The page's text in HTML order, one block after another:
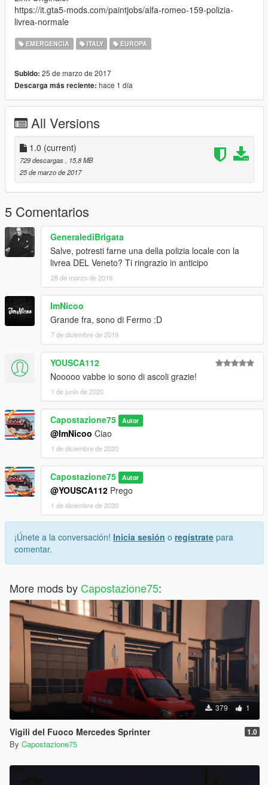
https://it.gta5-mods.com/paintjobs/alfa-romeo-159-polizia-
livrea-normale
EMERGENCIA ITALY EUROPA
Subido: 25 de marzo de 2017
Descarga más reciente: hace 1 día
All Versions
1.0 (current)
729 descargas
, 15,8 MB
25 de marzo de 2017
5 Comentarios
GeneralediBrigata
Salve, potresti farne una della polizia locale con la
livrea DEL Veneto? Ti ringrazio in anticipo
28 de marzo de 2019
ImNicoo
Grande fra, sono di Fermo :D
7 de diciembre de 2019
YOUSCA112
Nooooo vabbe io sono di ascoli grazie!
1 de junio de 2020
Capostazione75 Autor
@ImNicoo Ciao
1 de diciembre de 2020
Capostazione75 Autor
@YOUSCA112 Prego
1 de diciembre de 2020
¡Únete a la conversación! Inicia sesión o regístrate para
comentar.
More mods by Capostazione75:
379 1
Vigili del Fuoco Mercedes Sprinter 1.0
By Capostazione75